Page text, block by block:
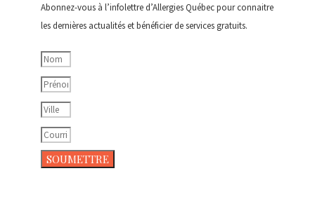
Abonnez-vous à l’infolettre d’Allergies Québec pour connaitre
les dernières actualités et bénéficier de services gratuits.
SOUMETTRE